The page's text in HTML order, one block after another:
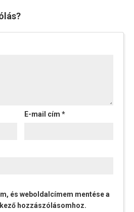
E-mail cím*
és weboldalcímem mentése a
hozzászólásomhoz.